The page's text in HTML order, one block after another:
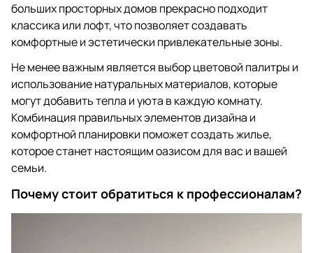
больших просторных домов прекрасно подходит
классика или лофт, что позволяет создавать
комфортные и эстетически привлекательные зоны.
Не менее важным является выбор цветовой палитры и
использование натуральных материалов, которые
могут добавить тепла и уюта в каждую комнату.
Комбинация правильных элементов дизайна и
комфортной планировки поможет создать жилье,
которое станет настоящим оазисом для вас и вашей
семьи.
Почему стоит обратиться к профессионалам?